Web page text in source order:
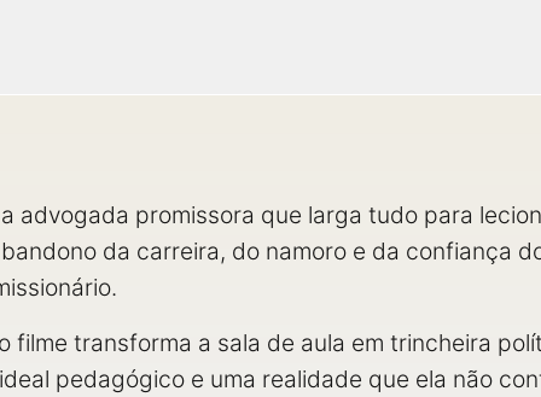
advogada promissora que larga tudo para
da carreira, do namoro e da confiança
filme transforma a sala de aula em trincheira
pedagógico e uma realidade que ela não